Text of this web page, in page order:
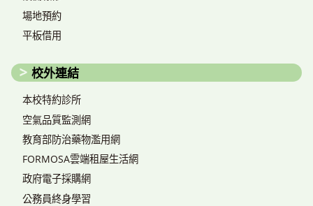
場地預約
平板借用
校外連結
本校特約診所
空氣品質監測網
教育部防治藥物濫用網
FORMOSA雲端租屋生活網
政府電子採購網
公務員終身學習